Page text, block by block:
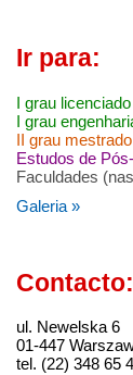
Ir para:
I grau
I grau
II grau
Estudos de
Faculdades
Galeria »
Contacto:
ul. Newelska 6
01-447
tel. (22) 348 65